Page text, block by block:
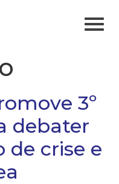
3º
debater
crise e